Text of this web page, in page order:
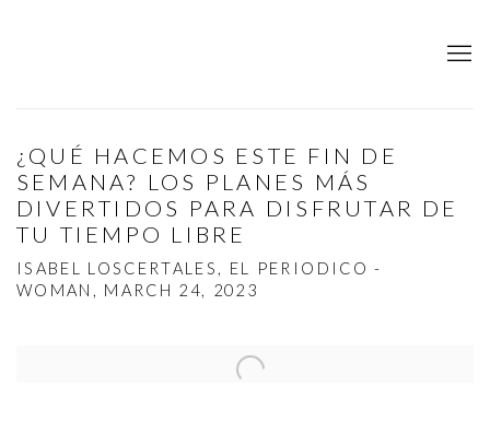
¿QUÉ HACEMOS ESTE FIN DE
SEMANA? LOS PLANES MÁS
DIVERTIDOS PARA DISFRUTAR DE
TU TIEMPO LIBRE
ISABEL LOSCERTALES, EL PERIODICO -
WOMAN, MARCH 24, 2023
Open a larger version of the following image in a popup: